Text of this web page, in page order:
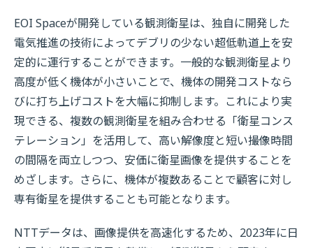
EOI Spaceが開発している観測衛星は、独自に開発した
電気推進の技術によってデブリの少ない超低軌道上を安
定的に運行することができます。一般的な観測衛星より
高度が低く機体が小さいことで、機体の開発コストなら
びに打ち上げコストを大幅に抑制します。これにより実
現できる、複数の観測衛星を組み合わせる「衛星コンス
テレーション」を活用して、高い解像度と短い撮像時間
の間隔を両立しつつ、安価に衛星画像を提供することを
めざします。さらに、機体が複数あることで顧客に対し
専有衛星を提供することも可能となります。
NTTデータは、画像提供を高速化するため、2023年に日